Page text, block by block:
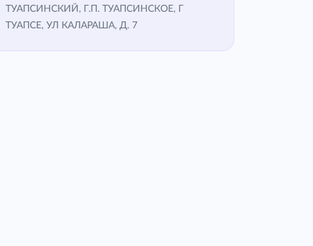
ТУАПСИНСКИЙ, Г.П. ТУАПСИНСКОЕ, Г
ТУАПСЕ, УЛ КАЛАРАША, Д. 7